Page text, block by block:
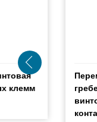
Перемычка
гребенчатая для
винтовых клемм
контактов T10.10IB